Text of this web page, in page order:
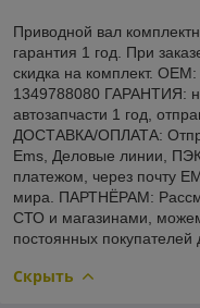
Приводной вал
гарантия 1 год. При
скидка на комплект.
1349788080 ГАРАНТИЯ:
автозапчасти 1 год,
ДОСТАВКА/ОПЛАТА:
Ems, Деловые линии,
платежом, через почту
мира. ПАРТНЁРАМ:
СТО и магазинами,
постоянных покупателей
Скрыть